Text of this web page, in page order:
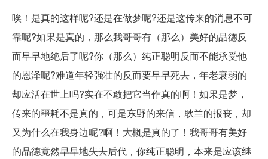
唉！是真的这样呢?还是在做梦呢?还是这传来的消息不可
靠呢?如果是真的，那么我哥哥有（那么）美好的品德反
而早早地绝后了呢?你（那么）纯正聪明反而不能承受他
的恩泽呢?难道年轻强壮的反而要早早死去，年老衰弱的
却应活在世上吗?实在不敢把它当作真的啊！如果是梦，
传来的噩耗不是真的，可是东野的来信，耿兰的报丧，却
又为什么在我身边呢?啊！大概是真的了！我哥哥有美好
的品德竟然早早地失去后代，你纯正聪明，本来是应该继